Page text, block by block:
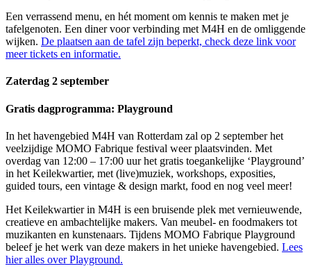
Een verrassend menu, en hét moment om kennis te maken met je
tafelgenoten. Een diner voor verbinding met M4H en de omliggende
wijken. De plaatsen aan de tafel zijn beperkt, check deze link voor
meer tickets en informatie.
Zaterdag 2 september
Gratis dagprogramma: Playground
In het havengebied M4H van Rotterdam zal op 2 september het
veelzijdige MOMO Fabrique festival weer plaatsvinden. Met
overdag van 12:00 – 17:00 uur het gratis toegankelijke ‘Playground’
in het Keilekwartier, met (live)muziek, workshops, exposities,
guided tours, een vintage & design markt, food en nog veel meer!
Het Keilekwartier in M4H is een bruisende plek met vernieuwende,
creatieve en ambachtelijke makers. Van meubel- en foodmakers tot
muzikanten en kunstenaars. Tijdens MOMO Fabrique Playground
beleef je het werk van deze makers in het unieke havengebied. Lees
hier alles over Playground.